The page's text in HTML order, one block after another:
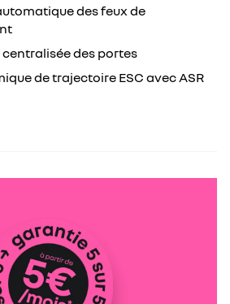
des feux de
des portes
de trajectoire ESC avec ASR